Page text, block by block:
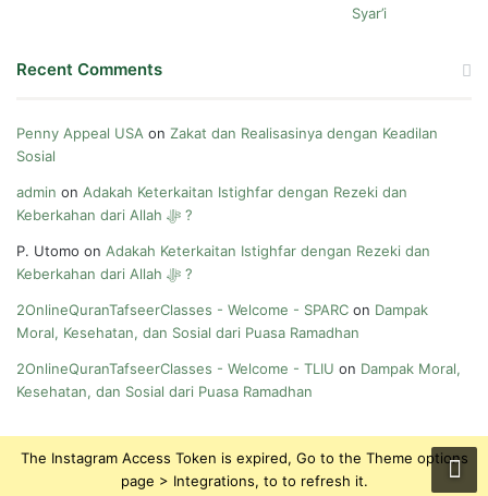
Recent Comments
Penny Appeal USA on Zakat dan Realisasinya dengan Keadilan
Sosial
admin on Adakah Keterkaitan Istighfar dengan Rezeki dan
Keberkahan dari Allah ﷻ ?
P. Utomo on Adakah Keterkaitan Istighfar dengan Rezeki dan
Keberkahan dari Allah ﷻ ?
2OnlineQuranTafseerClasses - Welcome - SPARC on Dampak
Moral, Kesehatan, dan Sosial dari Puasa Ramadhan
2OnlineQuranTafseerClasses - Welcome - TLIU on Dampak Moral,
Kesehatan, dan Sosial dari Puasa Ramadhan
The Instagram Access Token is expired, Go to the Theme options
page > Integrations, to to refresh it.